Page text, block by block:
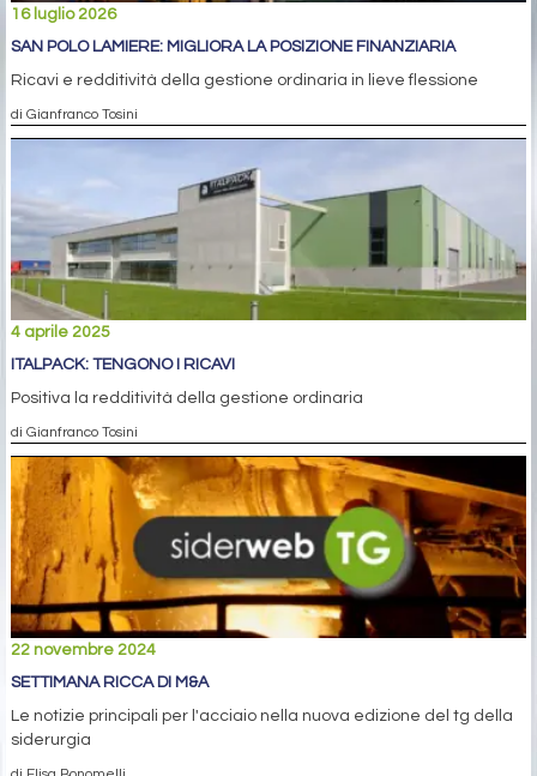
16 luglio 2026
SAN POLO LAMIERE: MIGLIORA LA POSIZIONE FINANZIARIA
Ricavi e redditività della gestione ordinaria in lieve flessione
di Gianfranco Tosini
4 aprile 2025
ITALPACK: TENGONO I RICAVI
Positiva la redditività della gestione ordinaria
di Gianfranco Tosini
22 novembre 2024
SETTIMANA RICCA DI M&A
Le notizie principali per l'acciaio nella nuova edizione del tg della
siderurgia